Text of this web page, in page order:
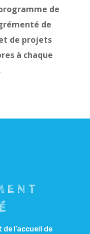
de
de
de projets
à chaque
l’accueil de